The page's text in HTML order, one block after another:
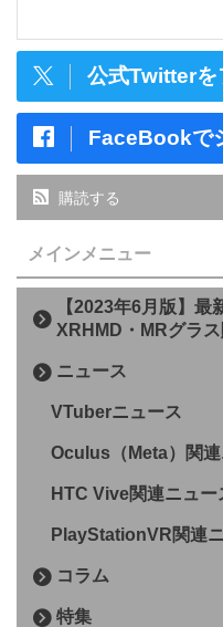
公式Twitterを
FaceBookで
購読する
メインメニュー
【2023年6月版】最
XRHMD・MRグラ
ニュース
VTuberニュース
Oculus（Meta）関連
HTC Vive関連ニュー
PlayStationVR関連
コラム
特集